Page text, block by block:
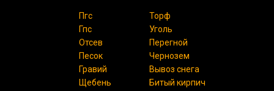
Пгс Торф
Гпс
Отсев
Песок
Гравий
Щебень
Уголь
Чернозем
Вывоз снега
Перегной
Битый кирпич